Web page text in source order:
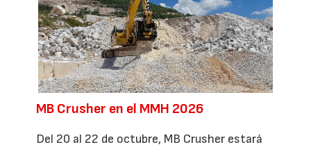
MB Crusher en el MMH 2026
Del 20 al 22 de octubre, MB Crusher estará